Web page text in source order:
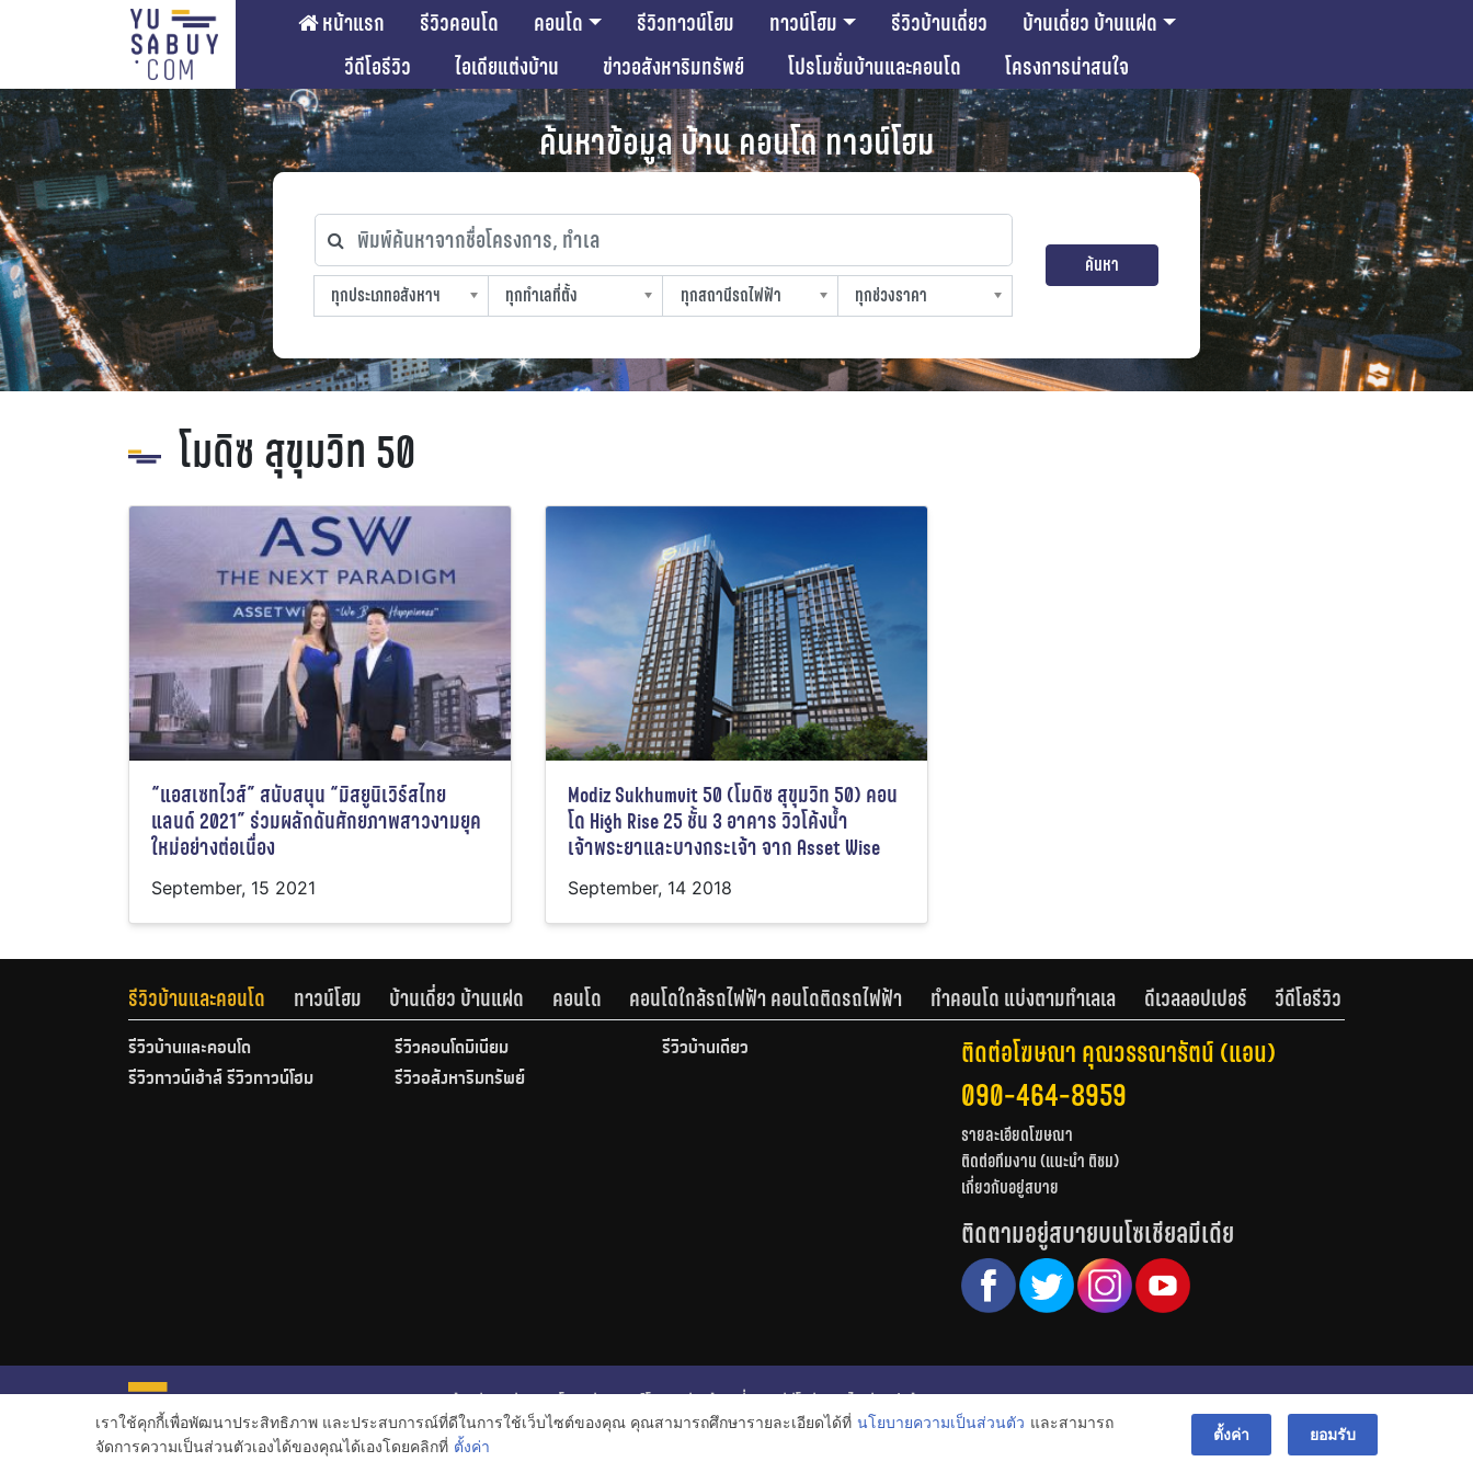
หน้าแรก รีวิวคอนโด คอนโด รีวิวทาวน์โฮม ทาวน์โฮม รีวิวบ้านเดี่ยว
บ้านเดี่ยว บ้านแฝด
วีดีโอรีวิว
ไอเดียแต่งบ้าน ข่าวอสังหาริมทรัพย์ โปรโมชั่นบ้านและคอนโด โครงการน่าสนใจ
ค้นหาข้อมูล บ้าน คอนโด ทาวน์โฮม
พิมพ์ค้นหาจากชื่อโครงการ, ทำเล
ทุกประเภทอสังหาฯ
ทุกประเภทอสังหาฯ
ทุกทำเลที่ตั้ง
ทุกทำเลที่ตั้ง
ทุกสถานีรถไฟฟ้า
ทุกสถานีรถไฟฟ้า
ทุกช่วงราคา
ทุกช่วงราคา
ค้นหา
โมดิซ สุขุมวิท 50
“แอสเซทไวส์” สนับสนุน “มิสยูนิเวิร์สไทย
แลนด์ 2021” ร่วมผลักดันศักยภาพสาวงามยุค
ใหม่อย่างต่อเนื่อง
September, 15 2021
Modiz Sukhumvit 50 (โมดิซ สุขุมวิท 50) คอน
โด High Rise 25 ชั้น 3 อาคาร วิวโค้งน้ำ
เจ้าพระยาและบางกระเจ้า จาก Asset Wise
September, 14 2018
รีวิวบ้านและคอนโด ทาวน์โฮม บ้านเดี่ยว บ้านแฝด คอนโด คอนโดใกล้รถไฟฟ้า คอนโดติดรถไฟฟ้า ทำคอนโด แบ่งตามทำเลเล ดีเวลลอปเปอร์ วีดีโอรีวิว
รีวิวบ้านและคอนโด รีวิวคอนโดมิเนียม
รีวิวบ้านเดี่ยว
รีวิวทาวน์เฮ้าส์ รีวิวทาวน์โฮม
รีวิวอสังหาริมทรัพย์
ติดต่อโฆษณา คุณวรรณารัตน์ (แอน)
090-464-8959
รายละเอียดโฆษณา
ติดต่อทีมงาน (แนะนำ ติชม)
เกี่ยวกับอยู่สบาย
ติดตามอยู่สบายบนโซเชียลมีเดีย
หน้าหลัก รีวิวคอนโด รีวิวทาวน์โฮม รีวิวบ้านเดี่ยว วีดีโอรีวิว
ไอเดียแต่งบ้าน
ข่าวอสังหาริมทรัพย์
โปรโมชั่นบ้านและคอนโด
© สงวนลิขสิทธิ์ 2556-2564
เราใช้คุกกี้เพื่อพัฒนาประสิทธิภาพ และประสบการณ์ที่ดีในการใช้เว็บไซต์ของคุณ คุณสามารถศึกษารายละเอียดได้ที่ นโยบายความเป็นส่วนตัว และสามารถ
จัดการความเป็นส่วนตัวเองได้ของคุณได้เองโดยคลิกที่ ตั้งค่า
ตั้งค่า ยอมรับ